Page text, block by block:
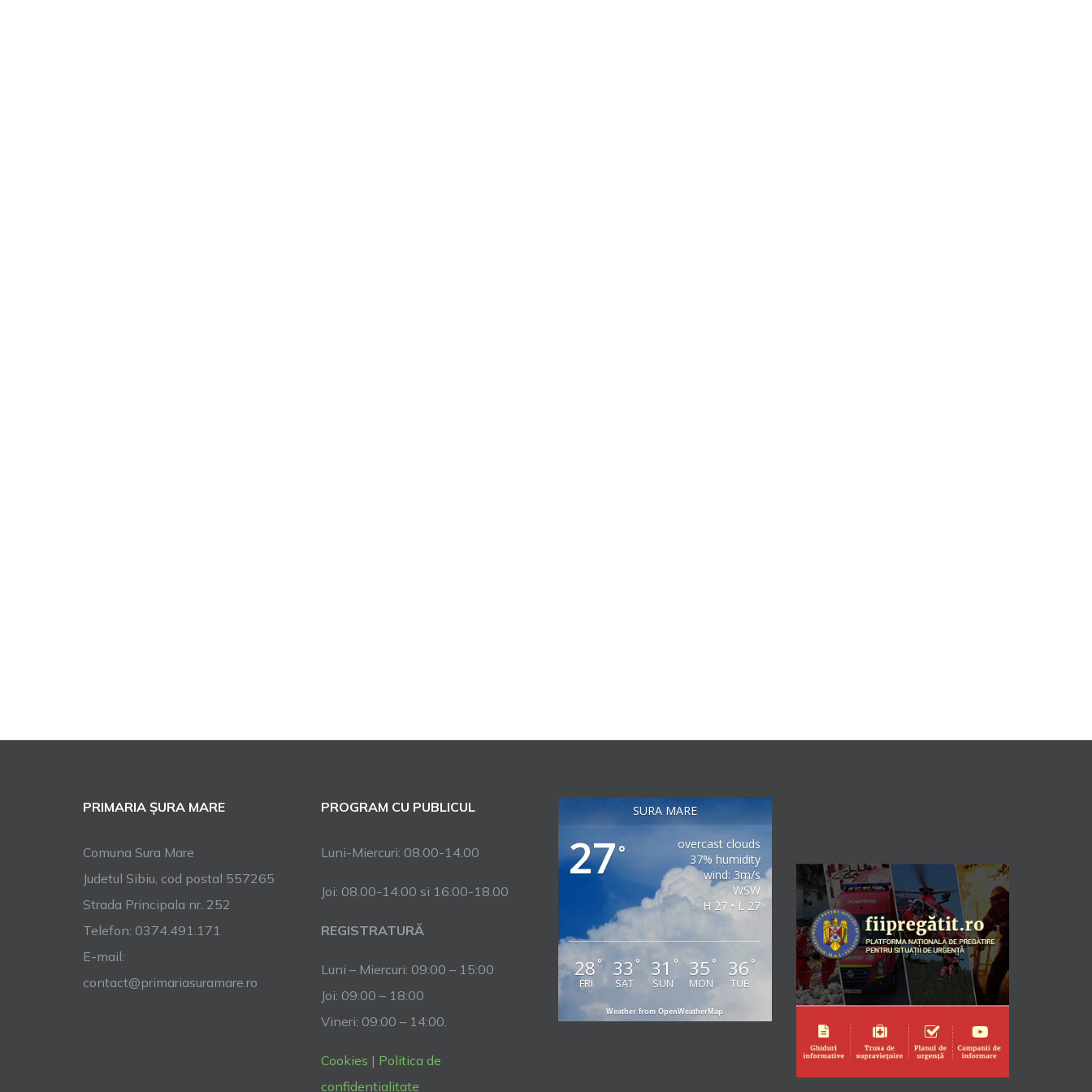
PRIMARIA ȘURA MARE
Comuna Sura Mare
Judetul Sibiu, cod postal 557265
Strada Principala nr. 252
Telefon: 0374.491.171
E-mail:
contact@primariasuramare.ro
PROGRAM CU PUBLICUL
Luni-Miercuri: 08.00-14.00
Joi: 08.00-14.00 si 16.00-18.00
REGISTRATURĂ
Luni – Miercuri: 09:00 – 15:00
Joi: 09:00 – 18:00
Vineri: 09:00 – 14:00.
Cookies | Politica de
confidentialitate
SURA MARE
27°
overcast clouds
37% humidity
wind: 3m/s
WSW
H 27 • L 27
28 °
FRI
33 °
SAT
31 °
SUN
35 °
MON
36 °
TUE
Weather from OpenWeatherMap